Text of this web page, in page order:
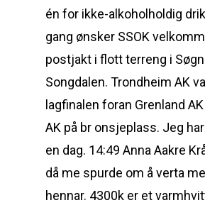
én for ikke-alkoholholdig
gang ønsker SSOK
postjakt i flott terreng i
Songdalen. Trondheim AK
lagfinalen foran Grenland
AK på br onsjeplass. Jeg
en dag. 14:49 Anna Aakre
då me spurde om å verta
hennar. 4300k er et